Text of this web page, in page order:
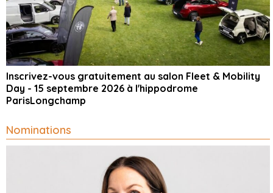
Inscrivez-vous gratuitement au salon Fleet & Mobility
Day - 15 septembre 2026 à l'hippodrome
ParisLongchamp
Nominations